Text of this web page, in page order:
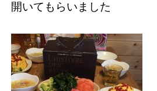
開いてもらいました